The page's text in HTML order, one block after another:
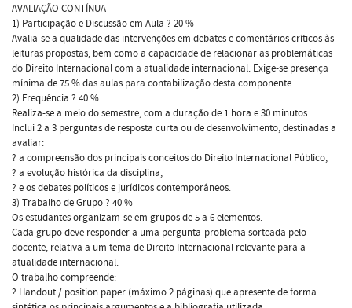
AVALIAÇÃO CONTÍNUA
1) Participação e Discussão em Aula ? 20 %
Avalia-se a qualidade das intervenções em debates e comentários críticos às
leituras propostas, bem como a capacidade de relacionar as problemáticas
do Direito Internacional com a atualidade internacional. Exige-se presença
mínima de 75 % das aulas para contabilização desta componente.
2) Frequência ? 40 %
Realiza-se a meio do semestre, com a duração de 1 hora e 30 minutos.
Inclui 2 a 3 perguntas de resposta curta ou de desenvolvimento, destinadas a
avaliar:
? a compreensão dos principais conceitos do Direito Internacional Público,
? a evolução histórica da disciplina,
? e os debates políticos e jurídicos contemporâneos.
3) Trabalho de Grupo ? 40 %
Os estudantes organizam-se em grupos de 5 a 6 elementos.
Cada grupo deve responder a uma pergunta-problema sorteada pelo
docente, relativa a um tema de Direito Internacional relevante para a
atualidade internacional.
O trabalho compreende:
? Handout / position paper (máximo 2 páginas) que apresente de forma